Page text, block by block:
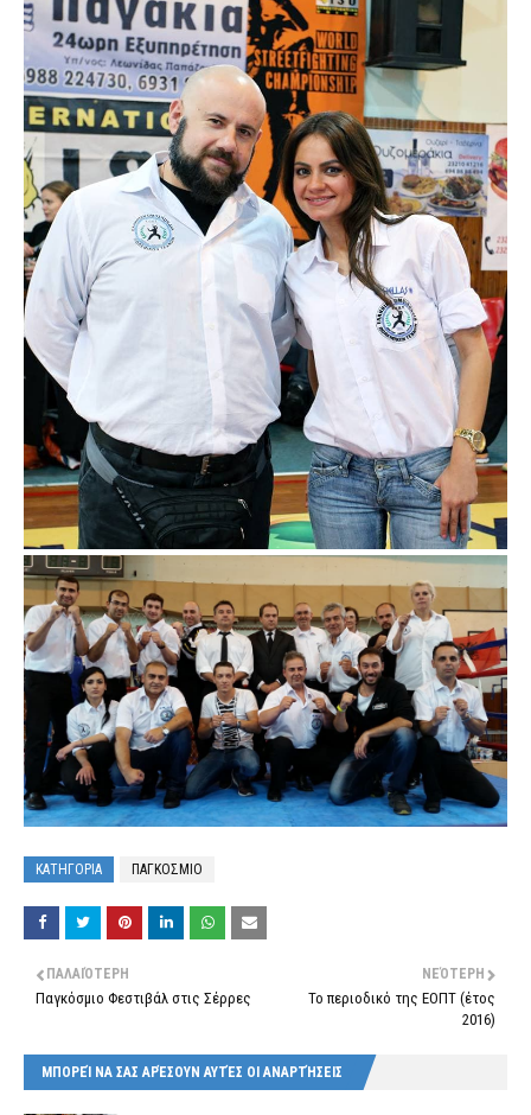
ΚΑΤΗΓΟΡΙΑ ΠΑΓΚΟΣΜΙΟ
ΝΕΌΤΕΡΗ
Το περιοδικό της ΕΟΠΤ (έτος
2016)
ΠΑΛΑΙΌΤΕΡΗ
Παγκόσμιο Φεστιβάλ στις Σέρρες
ΜΠΟΡΕΊ ΝΑ ΣΑΣ ΑΡΈΣΟΥΝ ΑΥΤΈΣ ΟΙ ΑΝΑΡΤΉΣΕΙΣ